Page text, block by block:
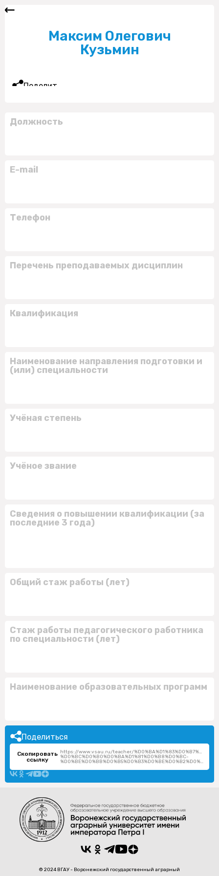
Максим Олегович
Кузьмин
Поделиться
Должность
E-mail
Телефон
Перечень преподаваемых дисциплин
Квалификация
Наименование направления подготовки и
(или) специальности
Учёная степень
Учёное звание
Сведения о повышении квалификации (за
последние 3 года)
Общий стаж работы (лет)
Стаж работы педагогического работника
по специальности (лет)
Наименование образовательных программ
Поделиться
Скопировать
ссылку
https://www.vsau.ru/teacher/
%D0%BC%D0%B0%D0%BA%D1%81%D0%B8%D0%BC-
%D0%BE%D0%BB%D0%B5%D0%B3%D0%BE%D0%B2%D0%B8%D1%87/
© 2024 ВГАУ - Воронежский государственный аграрный